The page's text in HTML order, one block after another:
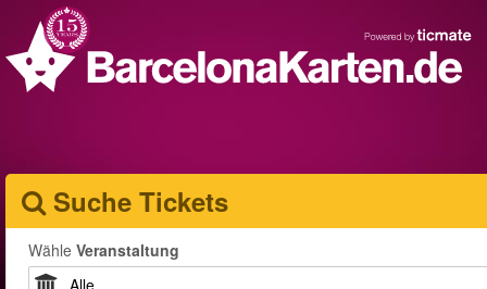
Suche Tickets
Wähle Veranstaltung